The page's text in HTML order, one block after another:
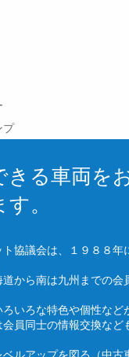
プ
きる車両を
。
協議会は、１９８８年
から南は九州までの会
いろな特色や個性など
員同士の情報交換など